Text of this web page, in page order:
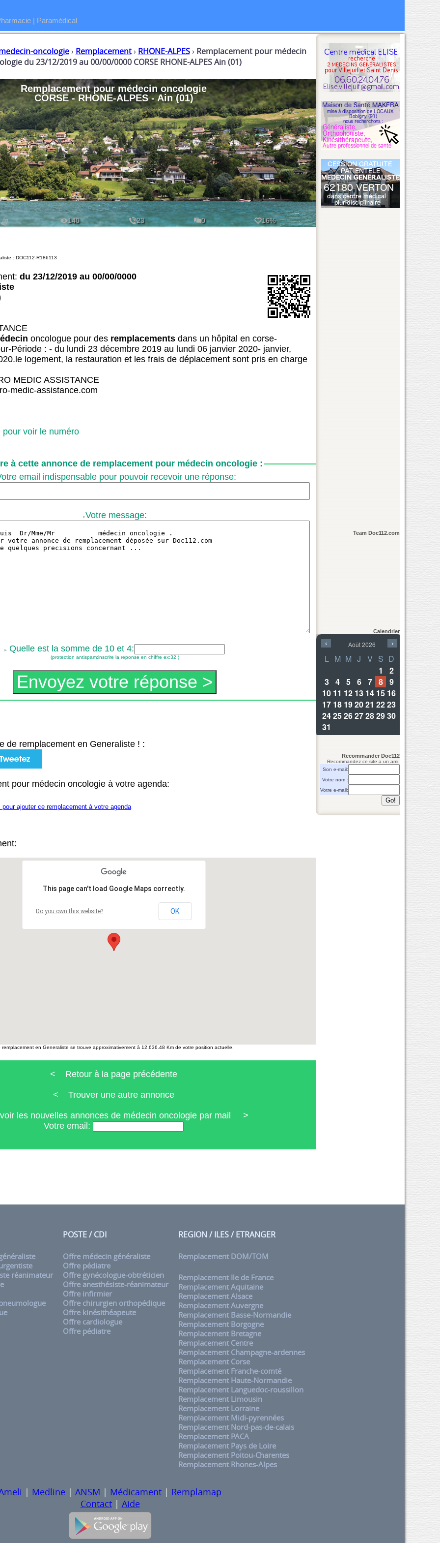
| Paramédical
oncologie › Remplacement › RHONE-ALPES › Remplacement pour médecin
du 23/12/2019 au 00/00/0000 CORSE RHONE-ALPES Ain (01)
Remplacementpour médecin oncologie
CORSE - RHONE-ALPES - Ain (01)
140 23 0 16%
: DOC112-R186113
du 23/12/2019 au 00/00/0000
oncologue pour des remplacements dans un hôpital en corse-
Période : - du lundi 23 décembre 2019 au lundi 06 janvier 2020- janvier,
logement, la restauration et les frais de déplacement sont pris en charge
MEDIC ASSISTANCE
medic-assistance.com
pour voir le numéro
à cette annonce de remplacement pour médecin oncologie :
email indispensable pour pouvoir recevoir une réponse:
Votre message:
Quelle est la somme de 10 et 4:
(protection antispam:inscrire la reponse en chiffre ex:32 )
de remplacement en Generaliste ! :
pour médecin oncologie à votre agenda:
ajouter ce remplacement à votre agenda
This page can't load Google Maps correctly.
Do you own this website? OK
remplacement en Generaliste se trouve approximativement à 12,636.48 Km de votre position actuelle.
< Retour à la page précédente
< Trouver une autre annonce
les nouvelles annonces de médecin oncologie par mail >
Votre email:
Team Doc112.com
Calendrier
Recommander Doc112
Recommandez ce site a un ami:
Son e-mail:
Votre nom :
Votre e-mail:
réanimateur
POSTE / CDI
Offre médecin généraliste
Offre pédiatre
Offre gynécologue-obtréticien
Offre anesthésiste-réanimateur
Offre infirmier
Offre chirurgien orthopédique
Offre kinésithéapeute
Offre cardiologue
Offre pédiatre
REGION / ILES / ETRANGER
Remplacement DOM/TOM
Remplacement Ile de France
Remplacement Aquitaine
Remplacement Alsace
Remplacement Auvergne
Remplacement Basse-Normandie
Remplacement Borgogne
Remplacement Bretagne
Remplacement Centre
Remplacement Champagne-ardennes
Remplacement Corse
Remplacement Franche-comté
Remplacement Haute-Normandie
Remplacement Languedoc-roussillon
Remplacement Limousin
Remplacement Lorraine
Remplacement Midi-pyrennées
Remplacement Nord-pas-de-calais
Remplacement PACA
Remplacement Pays de Loire
Remplacement Poitou-Charentes
Remplacement Rhones-Alpes
| Medline | ANSM | Médicament | Remplamap
Contact| Aide